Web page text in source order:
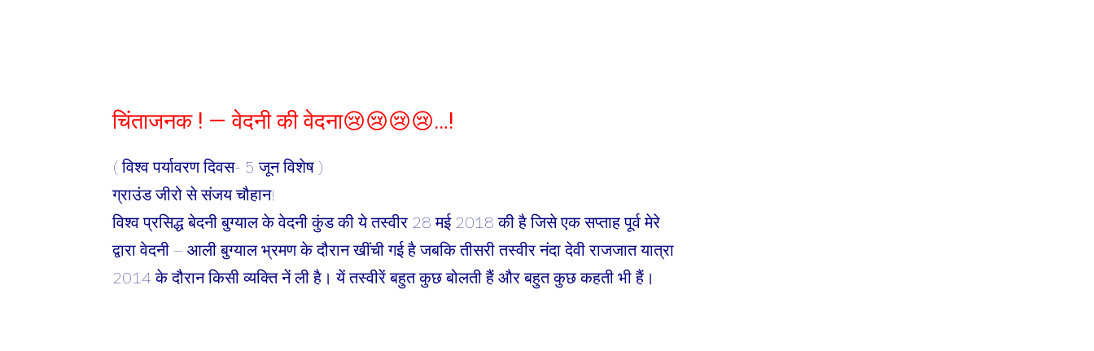
चिंताजनक ! — वेदनी की वेदना😢😢😢😢…!
( विश्व पर्यावरण दिवस- 5 जून विशेष )
ग्राउंड जीरो से संजय चौहान!
विश्व प्रसिद्ध बेदनी बुग्याल के वेदनी कुंड की ये तस्वीर 28 मई 2018 की है जिसे एक सप्ताह पूर्व मेरे
द्वारा वेदनी – आली बुग्याल भ्रमण के दौरान खींची गई है जबकि तीसरी तस्वीर नंदा देवी राजजात यात्रा
2014 के दौरान किसी व्यक्ति नें ली है। यें तस्वीरें बहुत कुछ बोलती हैं और बहुत कुछ कहती भी हैं।